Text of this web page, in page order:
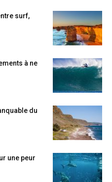
surf,
à ne
du
une peur